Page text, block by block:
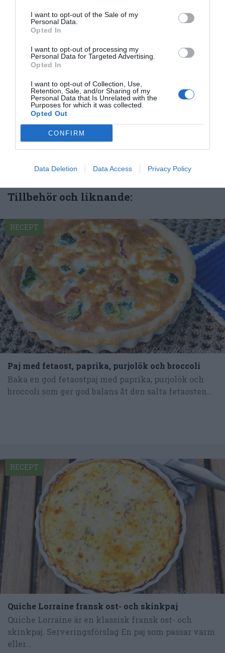
I want to opt-out of the Sale of my
Personal Data.
Opted In
I want to opt-out of processing my
Personal Data for Targeted Advertising.
Opted In
I want to opt-out of Collection, Use,
Retention, Sale, and/or Sharing of my
Personal Data that Is Unrelated with the
Purposes for which it was collected.
Opted Out
CONFIRM
Data Deletion Data Access Privacy Policy
Författare:Henrik
Mattsson
Jag är matskribent samt kock
med en fil. kand i
restauranghögskolan i Grythyttan. På denna sida
delar jag med mig av tusentals olika recept för alla
smaker - noviser som hemmakockar. Alla recept
har jag provlagat, skrivit och fotat så att du ska
kunna laga dem med bästa resultat hemma. Läs mer
Tillbehör och liknande:
Paj med fetaost, paprika, purjolök och broccoli
Baka en god fetaostpaj med paprika, purjolök och
broccoli som ger god balans åt den salta fetaosten...
RECEPT
Quiche Lorraine fransk ost- och skinkpaj
Quiche Lorraine är en klassisk fransk ost- och
skinkpaj. Serveringsförslag En paj som passar varm
eller...
RECEPT